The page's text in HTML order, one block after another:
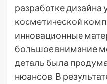
разработке дизайна
косметической
инновационные
большое внимание
деталь была
нюансов. В